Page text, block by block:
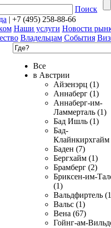
Поиск
| +7 (495) 258-88-66
Наши услуги Новости
Владельцам События
Все
в Австрии
Айзенэрц (1)
Аннаберг (1)
Аннаберг-им-
Ламмерталь (1)
Бад Ишль (1)
Бад-
Клайнкирхгайм
Баден (7)
Бергхайм (1)
Брамберг (2)
Бриксен-им-
(1)
Вальдфиртель
Вальс (1)
Вена (67)
Гойнг-ам-